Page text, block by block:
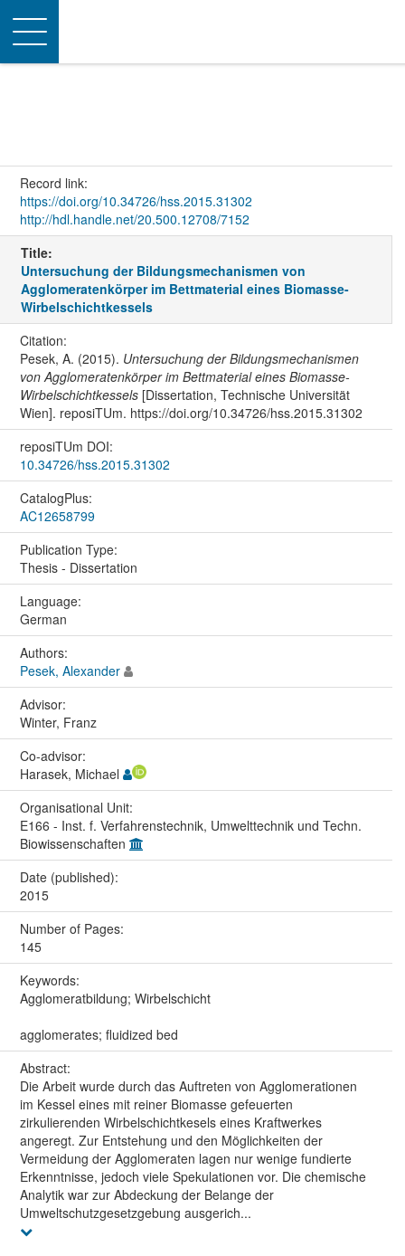
Toggle
navigation
Record link:
https://doi.org/10.34726/hss.2015.31302
http://hdl.handle.net/20.500.12708/7152
Title:
Untersuchung der Bildungsmechanismen von
Agglomeratenkörper im Bettmaterial eines Biomasse-
Wirbelschichtkessels
Citation:
Pesek, A. (2015). Untersuchung der Bildungsmechanismen
von Agglomeratenkörper im Bettmaterial eines Biomasse-
Wirbelschichtkessels[Dissertation, Technische Universität
Wien]. reposiTUm. https://doi.org/10.34726/hss.2015.31302
reposiTUm DOI:
10.34726/hss.2015.31302
CatalogPlus:
AC12658799
Publication Type:
Thesis - Dissertation
Language:
German
Authors:
Pesek, Alexander
Advisor:
Winter, Franz
Co-advisor:
Harasek, Michael
Organisational Unit:
E166 - Inst. f. Verfahrenstechnik, Umwelttechnik und Techn.
Biowissenschaften
Date (published):
2015
Number of Pages:
145
Keywords:
Agglomeratbildung; Wirbelschicht
agglomerates; fluidized bed
Abstract:
Die Arbeit wurde durch das Auftreten von Agglomerationen
im Kessel eines mit reiner Biomasse gefeuerten
zirkulierenden Wirbelschichtkesels eines Kraftwerkes
angeregt. Zur Entstehung und den Möglichkeiten der
Vermeidung der Agglomeraten lagen nur wenige fundierte
Erkenntnisse, jedoch viele Spekulationen vor. Die chemische
Analytik war zur Abdeckung der Belange der
Umweltschutzgesetzgebung ausgerich...